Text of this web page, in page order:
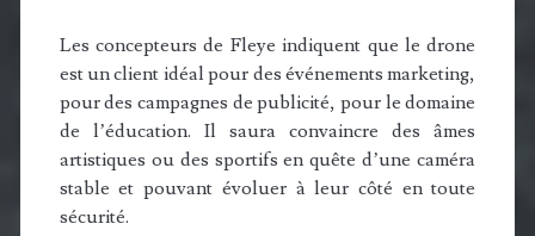
Les concepteurs de Fleye indiquent que le drone
est un client idéal pour des événements marketing,
pour des campagnes de publicité, pour le domaine
de l’éducation. Il saura convaincre des âmes
artistiques ou des sportifs en quête d’une caméra
stable et pouvant évoluer à leur côté en toute
sécurité.